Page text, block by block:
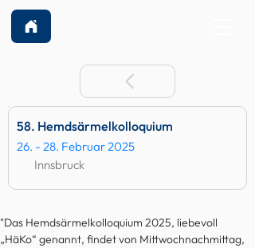
58. Hemdsärmelkolloquium
26. - 28. Februar 2025
Innsbruck
"Das Hemdsärmelkolloquium 2025, liebevoll
„HäKo“ genannt, findet von Mittwochnachmittag,